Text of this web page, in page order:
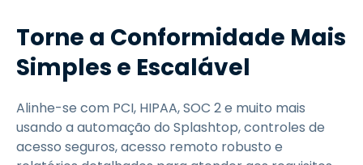
Torne a Conformidade Mais
Simples e Escalável
Alinhe-se com PCI, HIPAA, SOC 2 e muito mais
usando a automação do Splashtop, controles de
acesso seguros, acesso remoto robusto e